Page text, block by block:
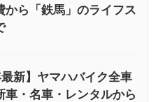
から「鉄馬」のライフス
新】ヤマハバイク全車
車・名車・レンタルから